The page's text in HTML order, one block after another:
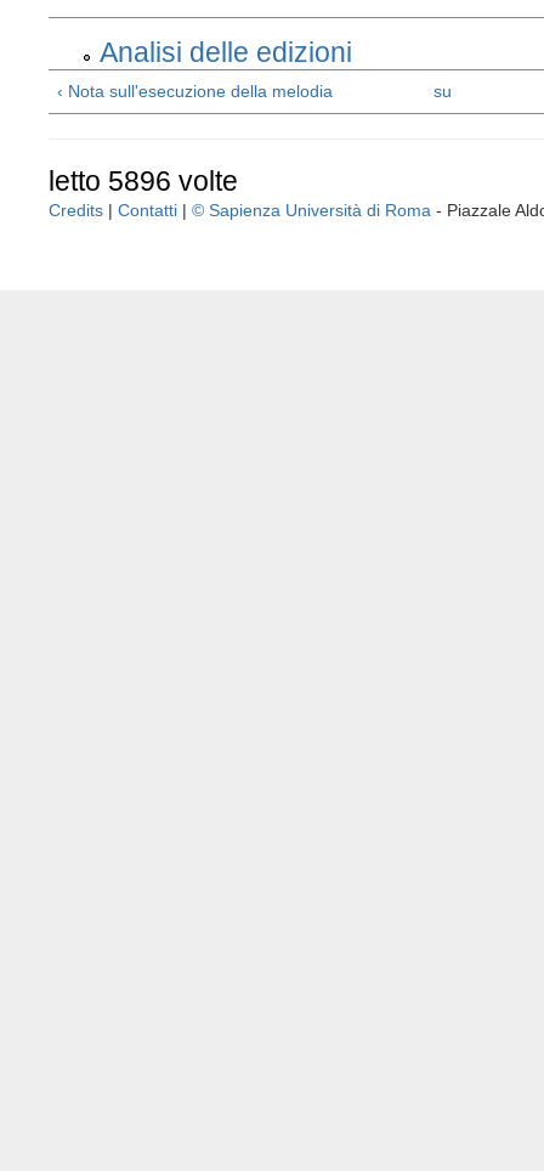
Analisi delle edizioni
‹ Nota sull'esecuzione della melodia su
letto 5896 volte
Credits | Contatti | © Sapienza Università di Roma - Piazzale